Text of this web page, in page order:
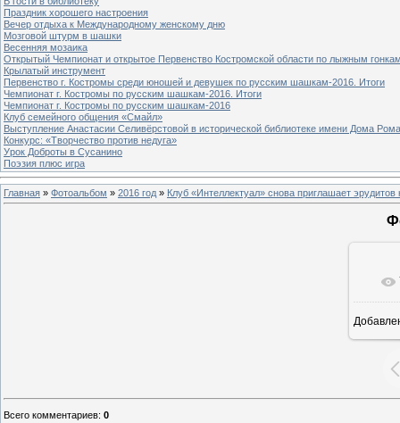
Праздник хорошего настроения
Вечер отдыха к Международному женскому дню
Мозговой штурм в шашки
Весенняя мозаика
Открытый Чемпионат и открытое Первенство Костромской области по лыжным
Крылатый инструмент
Первенство г. Костромы среди юношей и девушек по русским шашкам-2016. Итоги
Чемпионат г. Костромы по русским шашкам-2016. Итоги
Чемпионат г. Костромы по русским шашкам-2016
Клуб семейного общения «Смайл»
Выступление Анастасии Селивёрстовой в исторической библиотеке имени Дома
Конкурс: «Творчество против недуга»
Урок Доброты в Сусанино
Поэзия плюс игра
Главная » Фотоальбом » 2016 год » Клуб «Интеллектуал» снова приглашает эрудитов
Всего комментариев: 0